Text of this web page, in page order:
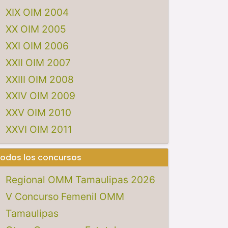
XIX OIM 2004
XX OIM 2005
XXI OIM 2006
XXII OIM 2007
XXIII OIM 2008
XXIV OIM 2009
XXV OIM 2010
XXVI OIM 2011
los concursos
Regional OMM Tamaulipas 2026
V Concurso Femenil OMM
Tamaulipas